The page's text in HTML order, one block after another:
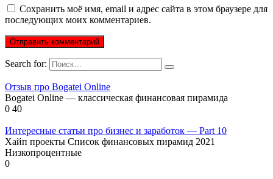
Сохранить моё имя, email и адрес сайта в этом браузере для
последующих моих комментариев.
Search for:
Отзыв про Bogatei Online
Bogatei Online — классическая финансовая пирамида
0 40
Интересные статьи про бизнес и заработок — Part 10
Хайп проекты Список финансовых пирамид 2021
Низкопроцентные
0